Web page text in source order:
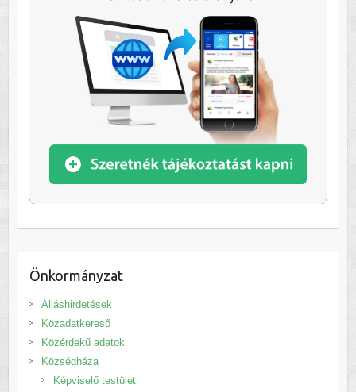
Önkormányzat
Álláshirdetések
Közadatkereső
Közérdekű adatok
Községháza
Képviselő testület